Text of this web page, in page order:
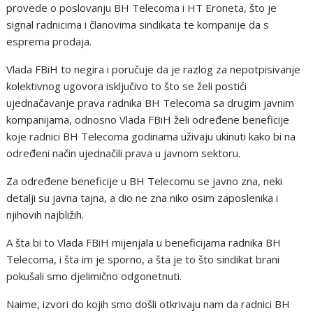
provede o poslovanju BH Telecoma i HT Eroneta, što je
signal radnicima i članovima sindikata te kompanije da s
esprema prodaja.
Vlada FBiH to negira i poručuje da je razlog za nepotpisivanje
kolektivnog ugovora isključivo to što se želi postići
ujednačavanje prava radnika BH Telecoma sa drugim javnim
kompanijama, odnosno Vlada FBiH želi određene beneficije
koje radnici BH Telecoma godinama uživaju ukinuti kako bi na
određeni način ujednačili prava u javnom sektoru.
Za određene beneficije u BH Telecomu se javno zna, neki
detalji su javna tajna, a dio ne zna niko osim zaposlenika i
njihovih najbližih.
A šta bi to Vlada FBiH mijenjala u beneficijama radnika BH
Telecoma, i šta im je sporno, a šta je to što sindikat brani
pokušali smo djelimično odgonetnuti.
Naime, izvori do kojih smo došli otkrivaju nam da radnici BH